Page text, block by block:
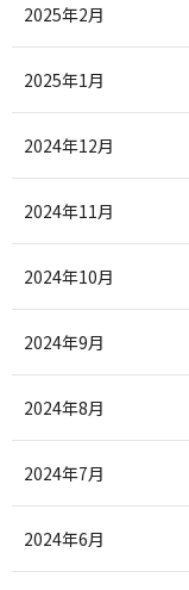
2025年2月
2025年1月
2024年12月
2024年11月
2024年10月
2024年9月
2024年8月
2024年7月
2024年6月